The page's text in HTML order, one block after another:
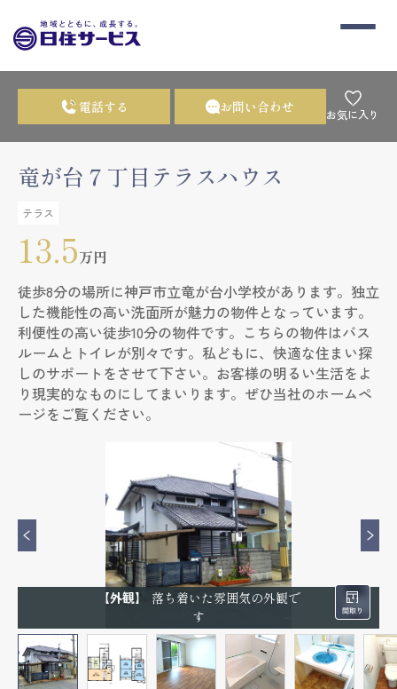
電話する お問い合わせ お気に入り
竜が台７丁目テラスハウス
テラス
13.5万円
徒歩8分の場所に神戸市立竜が台小学校があります。独立
した機能性の高い洗面所が魅力の物件となっています。
利便性の高い徒歩10分の物件です。こちらの物件はバス
ルームとトイレが別々です。私どもに、快適な住まい探
しのサポートをさせて下さい。お客様の明るい生活をよ
り現実的なものにしてまいります。ぜひ当社のホームペ
ージをご覧ください。
【外観】
落ち着いた雰囲気の外観で
す